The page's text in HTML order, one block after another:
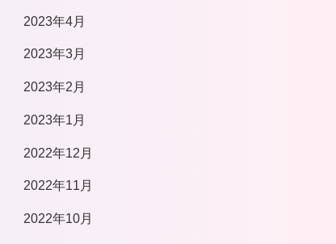
2023年4月
2023年3月
2023年2月
2023年1月
2022年12月
2022年11月
2022年10月